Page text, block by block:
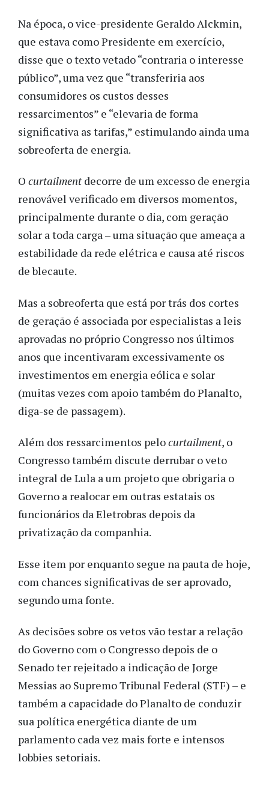
Na época, o vice-presidente Geraldo Alckmin,
que estava como Presidente em exercício,
disse que o texto vetado “contraria o interesse
público”, uma vez que “transferiria aos
consumidores os custos desses
ressarcimentos” e “elevaria de forma
significativa as tarifas,” estimulando ainda uma
sobreoferta de energia.
O curtailmentdecorre de um excesso de energia
renovável verificado em diversos momentos,
principalmente durante o dia, com geração
solar a toda carga – uma situação que ameaça a
estabilidade da rede elétrica e causa até riscos
de blecaute.
Mas a sobreoferta que está por trás dos cortes
de geração é associada por especialistas a leis
aprovadas no próprio Congresso nos últimos
anos que incentivaram excessivamente os
investimentos em energia eólica e solar
(muitas vezes com apoio também do Planalto,
diga-se de passagem).
Além dos ressarcimentos pelocurtailment, o
Congresso também discute derrubar o veto
integral de Lula a um projeto que obrigaria o
Governo a realocar em outras estatais os
funcionários da Eletrobras depois da
privatização da companhia.
Esse item por enquanto segue na pauta de hoje,
com chances significativas de ser aprovado,
segundo uma fonte.
As decisões sobre os vetos vão testar a relação
do Governo com o Congresso depois de o
Senado ter rejeitado a indicação de Jorge
Messias ao Supremo Tribunal Federal (STF) – e
também a capacidade do Planalto de conduzir
sua política energética diante de um
parlamento cada vez mais forte e intensos
lobbies setoriais.